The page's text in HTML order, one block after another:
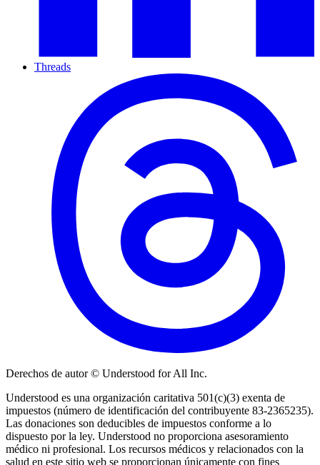
Threads
Derechos de autor © Understood for All Inc.
Understood es una organización caritativa 501(c)(3) exenta de
impuestos (número de identificación del contribuyente 83-2365235).
Las donaciones son deducibles de impuestos conforme a lo
dispuesto por la ley. Understood no proporciona asesoramiento
médico ni profesional. Los recursos médicos y relacionados con la
salud en este sitio web se proporcionan únicamente con fines